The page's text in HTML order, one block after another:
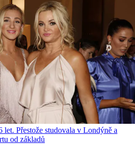
Přestože studovala v Londýně a
od základů